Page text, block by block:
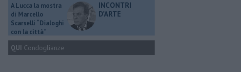
A Lucca la mostra
di Marcello
Scarselli “Dialoghi
con la città"
INCONTRI
D'ARTE
QUI Condoglianze